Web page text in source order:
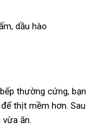
dầu hào
thường cứng, bạn
thịt mềm hơn. Sau
ăn.